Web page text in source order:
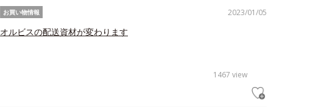
2023/01/05
お買い物情報
オルビスの配送資材が変わります
1467 view